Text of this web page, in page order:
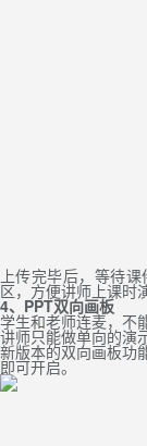
上传完毕后，等待
区，方便讲师上课时
4、PPT双向画板
学生和老师连麦，不
讲师只能做单向的演
新版本的双向画板功
即可开启。